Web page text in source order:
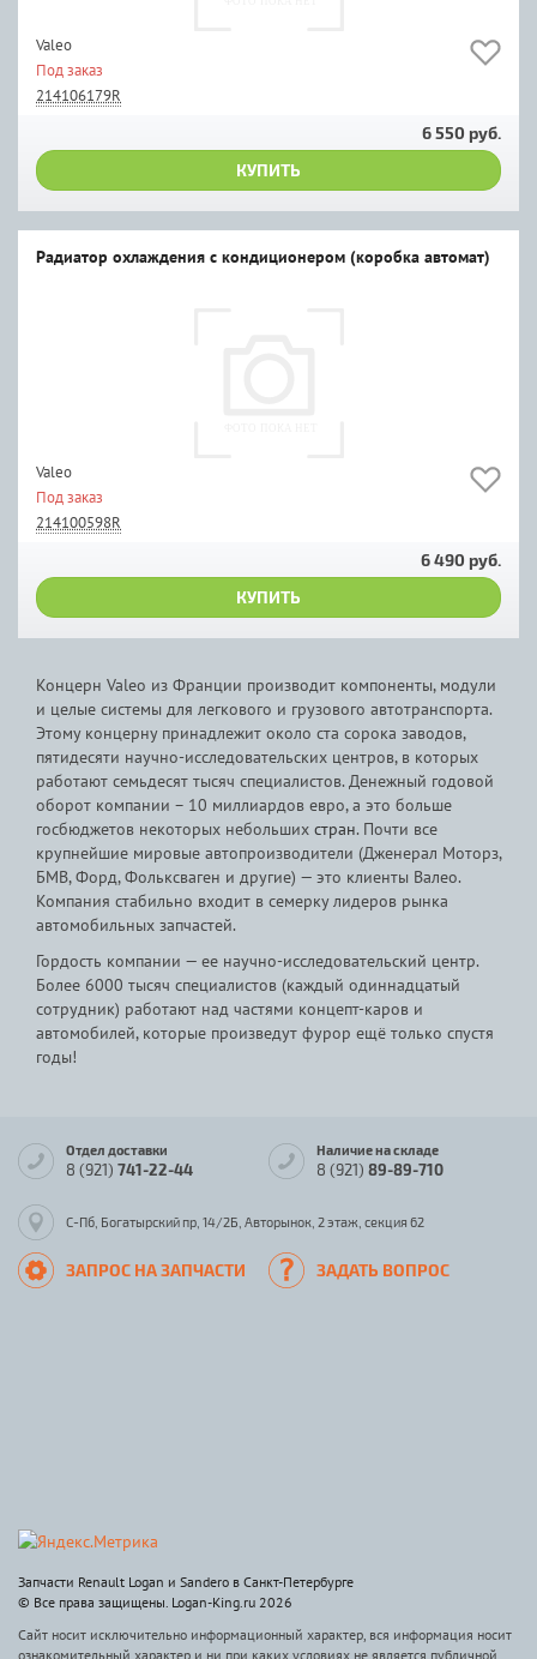
Valeo
Под заказ
214106179R
6 550 руб.
КУПИТЬ
Радиатор охлаждения с кондиционером (коробка автомат)
Valeo
Под заказ
214100598R
6 490 руб.
КУПИТЬ
Концерн Valeo из Франции производит компоненты, модули
и целые системы для легкового и грузового автотранспорта.
Этому концерну принадлежит около ста сорока заводов,
пятидесяти научно-исследовательских центров, в которых
работают семьдесят тысяч специалистов. Денежный годовой
оборот компании – 10 миллиардов евро, а это больше
госбюджетов некоторых небольших стран. Почти все
крупнейшие мировые автопроизводители (Дженерал Моторз,
БМВ, Форд, Фольксваген и другие) — это клиенты Валео.
Компания стабильно входит в семерку лидеров рынка
автомобильных запчастей.
Гордость компании — ее научно-исследовательский центр.
Более 6000 тысяч специалистов (каждый одиннадцатый
сотрудник) работают над частями концепт-каров и
автомобилей, которые произведут фурор ещё только спустя
годы!
Отдел доставки
8 (921) 741-22-44
Наличие на складе
8 (921) 89-89-710
С-Пб, Богатырский пр, 14/2Б, Авторынок, 2 этаж, секция 62
ЗАПРОС НА ЗАПЧАСТИ ЗАДАТЬ ВОПРОС
Запчасти Renault Logan и Sandero в Санкт-Петербурге
© Все права защищены. Logan-King.ru 2026
Сайт носит исключительно информационный характер, вся информация носит
ознакомительный характер и ни при каких условиях не является публичной